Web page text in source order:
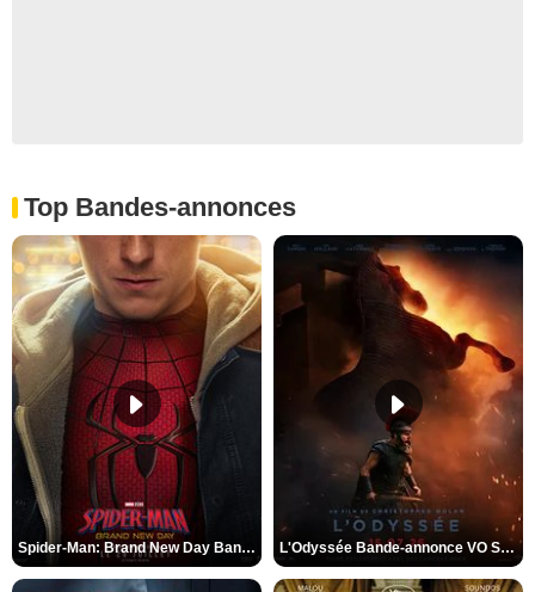
Top Bandes-annonces
Spider-Man: Brand New Day Bande-annonce VO STFR L'Odyssée Bande-annonce VO STFR